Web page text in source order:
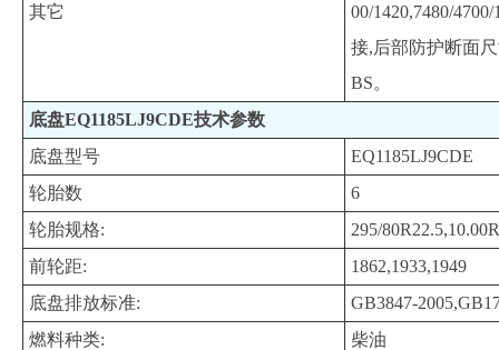
其它
00/1420,7480/
接,后部防护断面
BS。
底盘EQ1185LJ9CDE技术参数
底盘型号
EQ1185LJ9CDE
轮胎数
6
轮胎规格:
295/
前轮距:
1862,1933,1949
底盘排放标准:
GB3847-
燃料种类:
柴油